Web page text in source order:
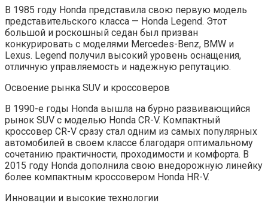
В 1985 году Honda представила свою первую модель
представительского класса — Honda Legend. Этот
большой и роскошный седан был призван
конкурировать с моделями Mercedes-Benz, BMW и
Lexus. Legend получил высокий уровень оснащения,
отличную управляемость и надежную репутацию.
Освоение рынка SUV и кроссоверов
В 1990-е годы Honda вышла на бурно развивающийся
рынок SUV с моделью Honda CR-V. Компактный
кроссовер CR-V сразу стал одним из самых популярных
автомобилей в своем классе благодаря оптимальному
сочетанию практичности, проходимости и комфорта. В
2015 году Honda дополнила свою внедорожную линейку
более компактным кроссовером Honda HR-V.
Инновации и высокие технологии